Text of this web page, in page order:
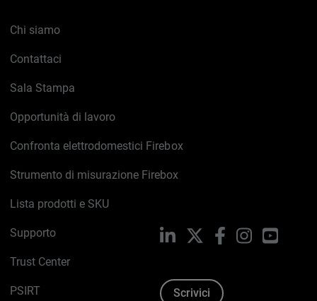
Chi siamo
Contattaci
Sala Stampa
Opportunità di lavoro
Confronta elettrodomestici Firebox
Strumento di misurazione Firebox
Lista prodotti e SKU
Supporto
Trust Center
PSIRT
LinkedIn FacebookInstagram
Scrivici